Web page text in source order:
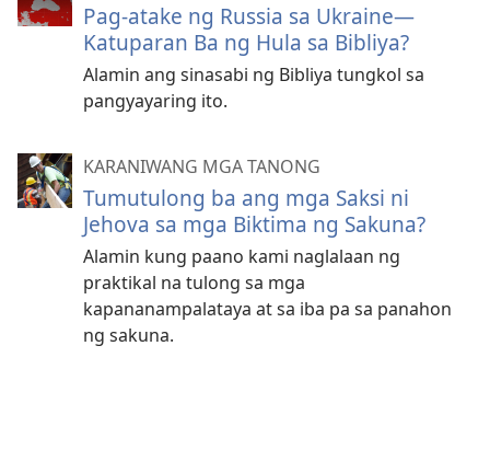
Pag-atake ng Russia sa Ukraine—
Katuparan Ba ng Hula sa Bibliya?
Alamin ang sinasabi ng Bibliya tungkol sa
pangyayaring ito.
KARANIWANG MGA TANONG
Tumutulong ba ang mga Saksi ni
Jehova sa mga Biktima ng Sakuna?
Alamin kung paano kami naglalaan ng
praktikal na tulong sa mga
kapananampalataya at sa iba pa sa panahon
ng sakuna.